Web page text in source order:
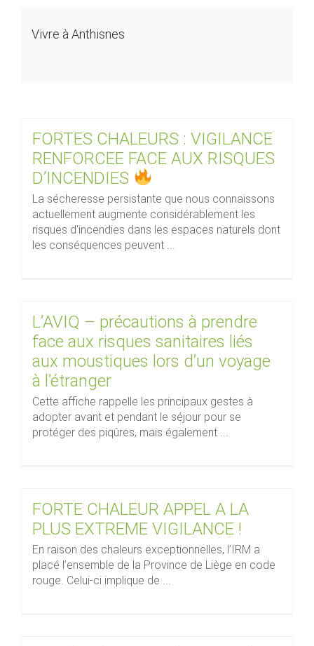
FORTES CHALEURS : VIGILANCE
RENFORCEE FACE AUX RISQUES
D’INCENDIES
La sécheresse persistante que nous connaissons
actuellement augmente considérablement les
risques d'incendies dans les espaces naturels dont
les conséquences peuvent ...
L’AVIQ – précautions à prendre
face aux risques sanitaires liés
aux moustiques lors d’un voyage
à l’étranger
Cette affiche rappelle les principaux gestes à
adopter avant et pendant le séjour pour se
protéger des piqûres, mais également ...
FORTE CHALEUR APPEL A LA
PLUS EXTREME VIGILANCE !
En raison des chaleurs exceptionnelles, l’IRM a
placé l’ensemble de la Province de Liège en code
rouge. Celui-ci implique de ...
Vivre à Anthisnes